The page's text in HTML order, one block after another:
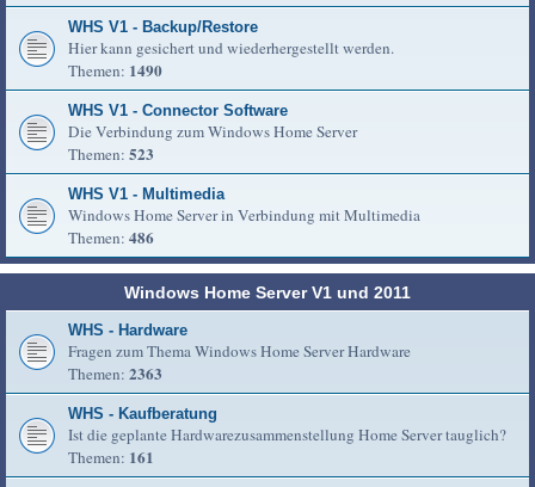
WHS V1 - Backup/Restore
Hier kann gesichert und wiederhergestellt werden.
Themen: 1490
WHS V1 - Connector Software
Die Verbindung zum Windows Home Server
Themen: 523
WHS V1 - Multimedia
Windows Home Server in Verbindung mit Multimedia
Themen: 486
Windows Home Server V1 und 2011
WHS - Hardware
Fragen zum Thema Windows Home Server Hardware
Themen: 2363
WHS - Kaufberatung
Ist die geplante Hardwarezusammenstellung Home Server tauglich?
Themen: 161